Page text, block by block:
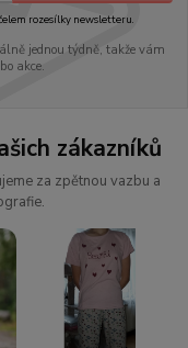
rozesílky newsletteru.
jednou týdně, takže vám
akce.
zákazníků
za zpětnou vazbu a